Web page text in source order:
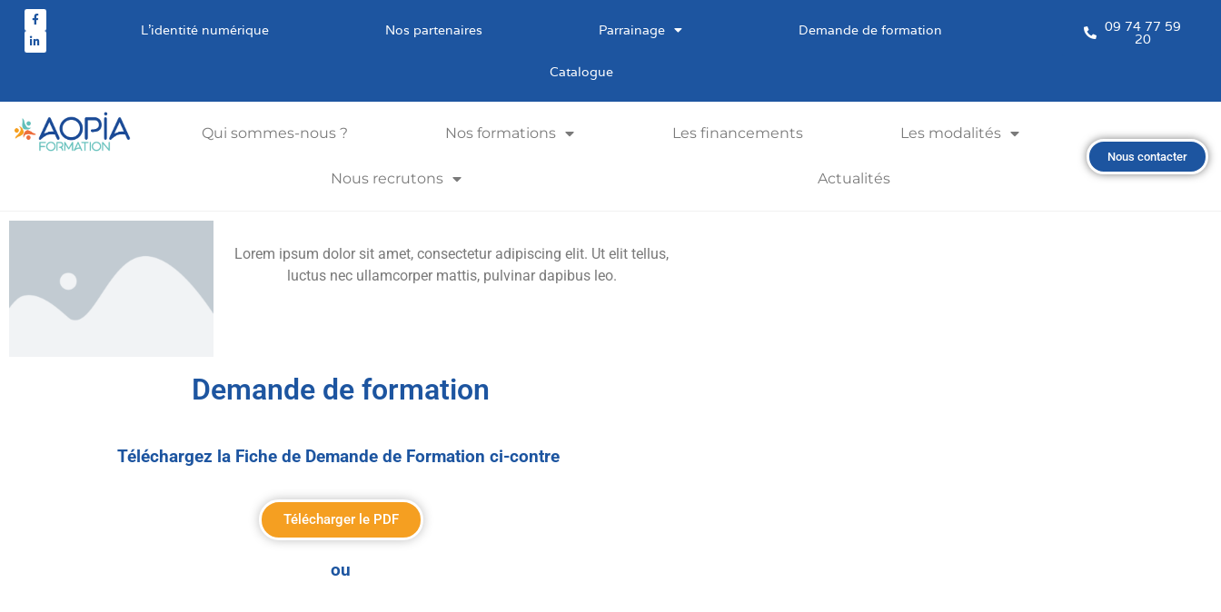
L’identité numérique Nos partenaires Parrainage Demande de formation
Catalogue
09 74 77 59
20
Qui sommes-nous ? Nos formations Les financements Les modalités
Nous recrutons Actualités
Nous contacter
Lorem ipsum dolor sit amet, consectetur adipiscing elit. Ut elit tellus,
luctus nec ullamcorper mattis, pulvinar dapibus leo.
Demande de formation
Téléchargez la Fiche de Demande de Formation ci-contre
Télécharger le PDF
ou